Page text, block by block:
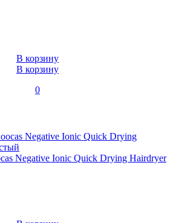
В корзину
В корзину
0
Negative Ionic Quick Drying Hairdryer